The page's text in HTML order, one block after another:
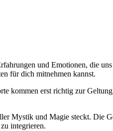
und Emotionen, die
für dich mitnehmen kannst.
kommen erst richtig zur
Mystik und Magie steckt. Die
integrieren.